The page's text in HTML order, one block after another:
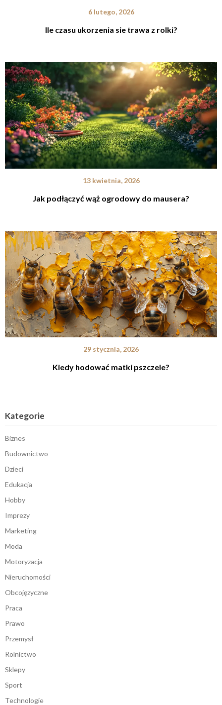
6 lutego, 2026
Ile czasu ukorzenia sie trawa z rolki?
13 kwietnia, 2026
Jak podłączyć wąż ogrodowy do mausera?
29 stycznia, 2026
Kiedy hodować matki pszczele?
Kategorie
Biznes
Budownictwo
Dzieci
Edukacja
Hobby
Imprezy
Marketing
Moda
Motoryzacja
Nieruchomości
Obcojęzyczne
Praca
Prawo
Przemysł
Rolnictwo
Sklepy
Sport
Technologie